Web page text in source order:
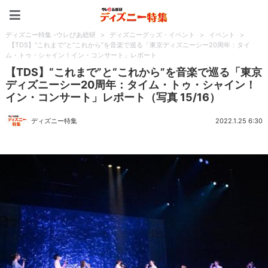
ディズニー特集 -ウレぴあ総研 > ディズニーグッズ・イベント > イベント
>
【TDS】“これまで”と“これから”を音楽で巡る「東京ディズニーシー20周年：タイ
ム・トゥ・シャイン！イン・コンサート」レポート
【TDS】“これまで”と“これから”を音楽で巡る「東京
ディズニーシー20周年：タイム・トゥ・シャイン！
イン・コンサート」レポート（写真 15/16）
ディズニー特集 2022.1.25 6:30